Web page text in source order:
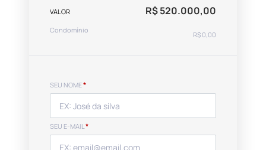
VALOR R$ 520.000,00
Condomínio
R$ 0,00
SEU NOME*
SEU E-MAIL*